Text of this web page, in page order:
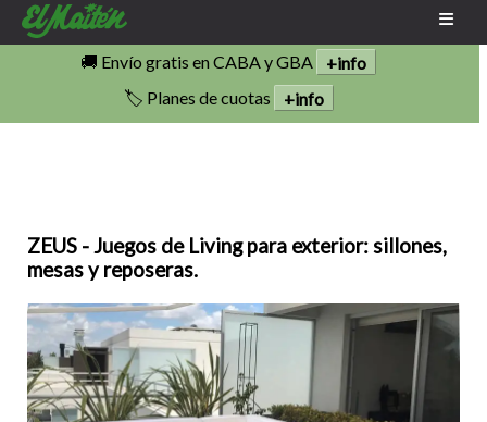
🚚 Envío gratis en CABA y GBA
+info
🏷️ Planes de cuotas
+info
ZEUS - Juegos de Living para exterior: sillones,
mesas y reposeras.